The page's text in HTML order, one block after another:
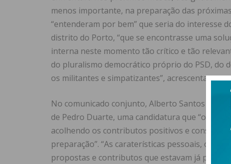
menos importante, na preparação das
“entenderam por bem” que seria do interesse
distrito do Porto, “que se encontrasse uma
interna neste momento tão crítico e tão
do pluralismo democrático próprio do PSD, do
os militantes e simpatizantes”, acrescentam.
No comunicado conjunto, Alberto Santos e
de Pedro Duarte, uma candidatura que
acolhendo os contributos positivos e
preparação”. “As caraterísticas pessoais, o
propostas e contributos que estavam já